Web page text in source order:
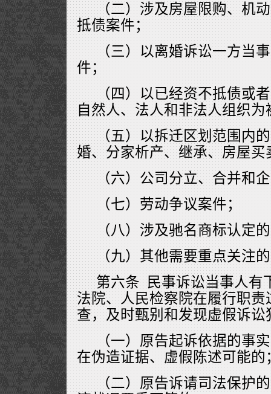
（二）涉及房屋限购、机
抵债案件；
（三）以离婚诉讼一方当
件；
（四）以已经资不抵债或
自然人、法人和非法人组织
（五）以拆迁区划范围内
婚、分家析产、继承、房屋
（六）公司分立、合并和
（七）劳动争议案件；
（八）涉及驰名商标认定
（九）其他需要重点关注
第六条 民事诉讼当事人有
法院、人民检察院在履行职
查，及时甄别和发现虚假诉讼
（一）原告起诉依据的事
在伪造证据、虚假陈述可能的
（二）原告诉请司法保护